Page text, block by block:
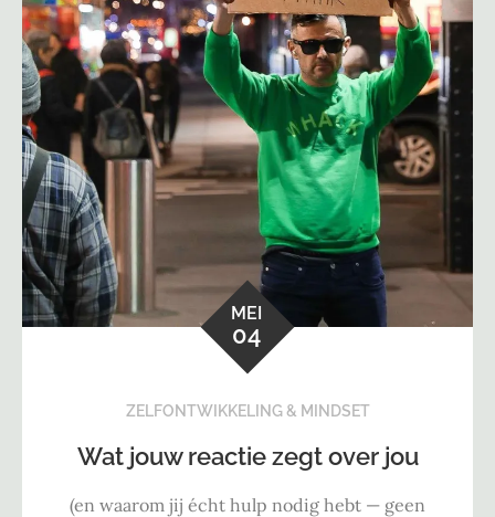
MEI
04
ZELFONTWIKKELING & MINDSET
Wat jouw reactie zegt over jou
(en waarom jij écht hulp nodig hebt — geen